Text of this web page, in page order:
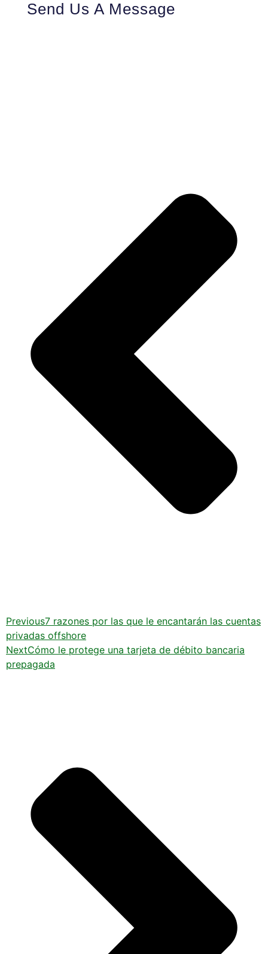
Send Us A Message
Previous7 razones por las que le encantarán las cuentas
privadas offshore
NextCómo le protege una tarjeta de débito bancaria
prepagada